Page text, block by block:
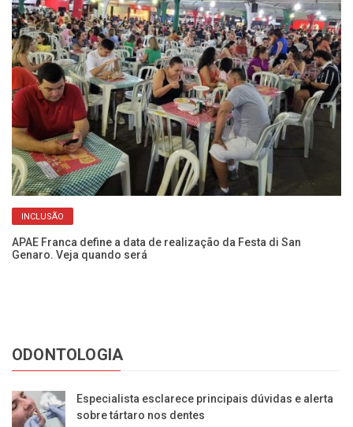
INCLUSÃO
APAE Franca define a data de realização da Festa di San
Genaro. Veja quando será
ODONTOLOGIA
Especialista esclarece principais dúvidas e alerta
sobre tártaro nos dentes